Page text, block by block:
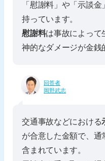
「慰謝料」や「示談
持っています。
慰謝料は事故によって
神的なダメージが金銭
回答者
岡野武志
交通事故などにおける
が合意した金額で、
含まれています。